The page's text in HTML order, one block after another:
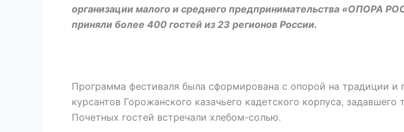
организации малого и среднего предпринимательства «ОПОРА
приняли более 400 гостей из 23 регионов России.
Программа фестиваля была сформирована с опорой на традиции и
курсантов Горожанского казачьего кадетского корпуса,
Почетных гостей встречали хлебом-солью.